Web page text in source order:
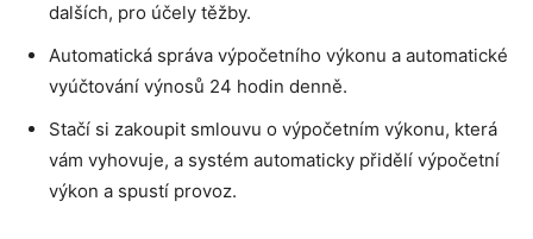
dalších, pro účely těžby.
Automatická správa výpočetního výkonu a automatické
vyúčtování výnosů 24 hodin denně.
Stačí si zakoupit smlouvu o výpočetním výkonu, která
vám vyhovuje, a systém automaticky přidělí výpočetní
výkon a spustí provoz.